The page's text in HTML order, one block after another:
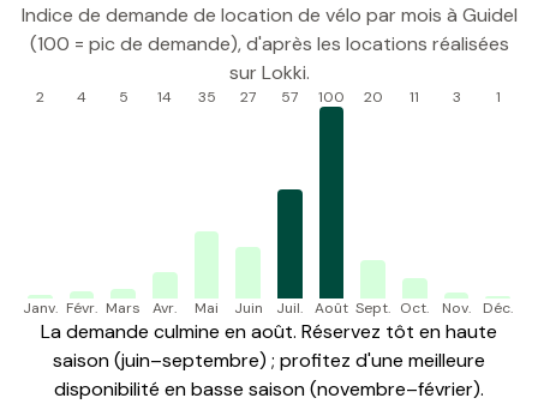
Indice de demande de location de vélo par mois à Guidel
(100 = pic de demande), d'après les locations réalisées
sur Lokki.
2
Janv.
4
Févr.
5
Mars
14
Avr.
35
Mai
27
Juin
57
Juil.
100
Août
20
Sept.
11
Oct.
3
Nov.
1
Déc.
La demande culmine en août. Réservez tôt en haute
saison (juin–septembre) ; profitez d'une meilleure
disponibilité en basse saison (novembre–février).